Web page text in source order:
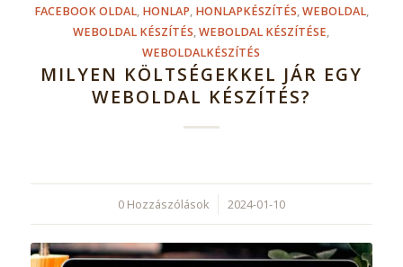
FACEBOOK OLDAL, HONLAP, HONLAPKÉSZÍTÉS,WEBOLDAL,
WEBOLDAL KÉSZÍTÉS,WEBOLDAL KÉSZÍTÉSE,
WEBOLDALKÉSZÍTÉS
MILYEN KÖLTSÉGEKKEL JÁR EGY
WEBOLDAL KÉSZÍTÉS?
0 Hozzászólások
/ 2024-01-10